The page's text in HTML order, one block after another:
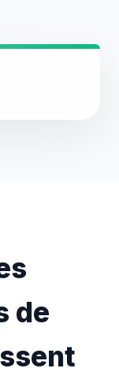
de